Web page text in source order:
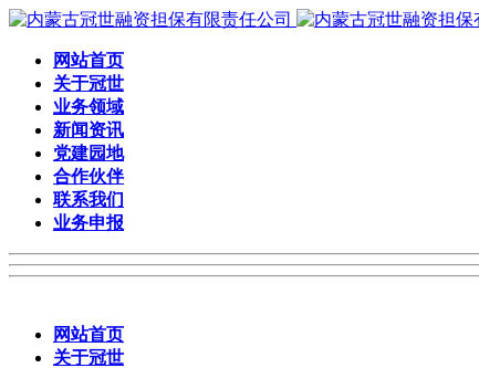
网站首页
关于冠世
业务领域
新闻资讯
党建园地
合作伙伴
联系我们
业务申报
网站首页
关于冠世